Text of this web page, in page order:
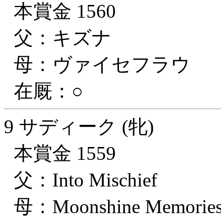
本賞金 1560
父：キズナ
母：ヴァイセフラウ
在厩：○
9 サディーク (牝)
本賞金 1559
父：Into Mischief
母：Moonshine